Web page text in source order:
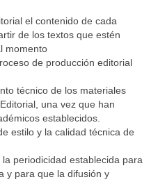
el contenido de cada
de los textos que estén
momento
de producción editorial
técnico de los materiales
una vez que han
establecidos.
estilo y la calidad técnica de
periodicidad establecida para
y para que la difusión y